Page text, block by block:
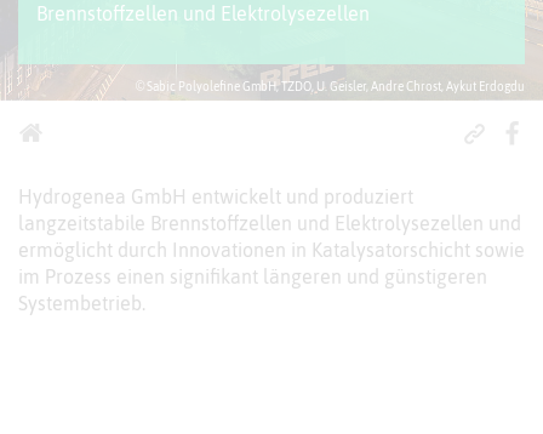
© Sabic Polyolefine GmbH, TZDO, U. Geisler, Andre Chrost, Aykut Erdogdu
Brennstoffzellen und Elektrolysezellen
Hydrogenea GmbH entwickelt und produziert
langzeitstabile Brennstoffzellen und Elektrolysezellen und
ermöglicht durch Innovationen in Katalysatorschicht sowie
im Prozess einen signifikant längeren und günstigeren
Systembetrieb.